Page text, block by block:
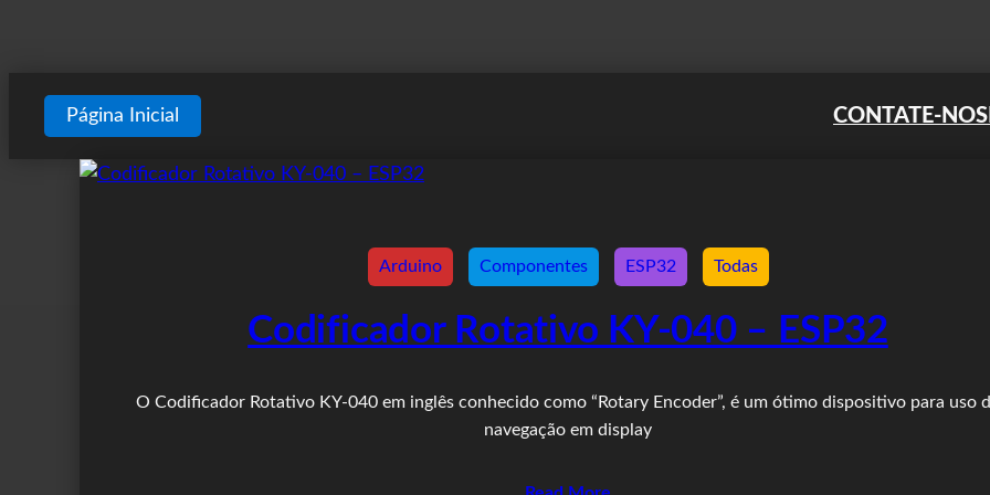
Página Inicial CONTATE-NOS
Arduino Componentes ESP32 Todas
Codificador Rotativo KY-040 – ESP32
O Codificador Rotativo KY-040 em inglês conhecido como “Rotary Encoder”, é um ótimo dispositivo para uso
navegação em display